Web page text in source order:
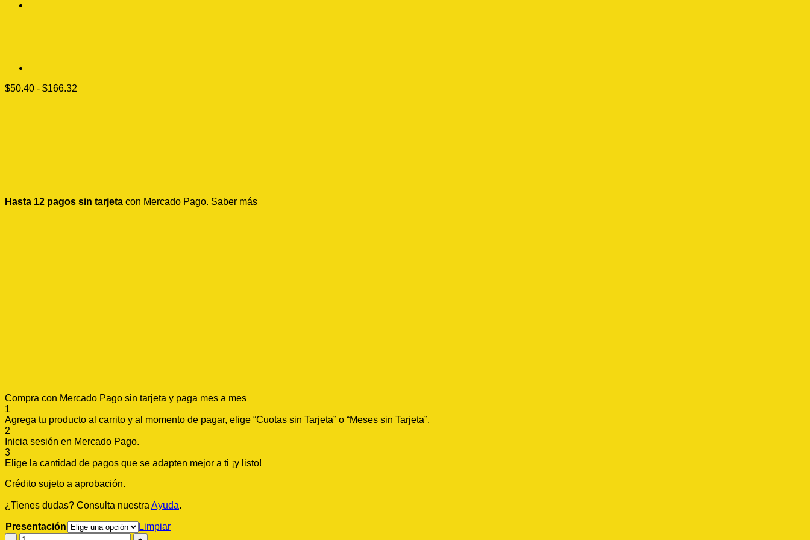
$50.40 - $166.32
Hasta 12 pagos sin tarjeta con Mercado Pago. Saber más
Compra con Mercado Pago sin tarjeta y paga mes a mes
1
Agrega tu producto al carrito y al momento de pagar, elige “Cuotas sin Tarjeta” o “Meses sin Tarjeta”.
2
Inicia sesión en Mercado Pago.
3
Elige la cantidad de pagos que se adapten mejor a ti ¡y listo!
Crédito sujeto a aprobación.
¿Tienes dudas? Consulta nuestra Ayuda.
Presentación
Limpiar
MOSTAZA